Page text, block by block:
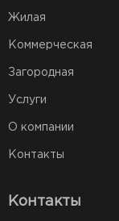
Жилая
Коммерческая
Загородная
Услуги
О компании
Контакты
Контакты